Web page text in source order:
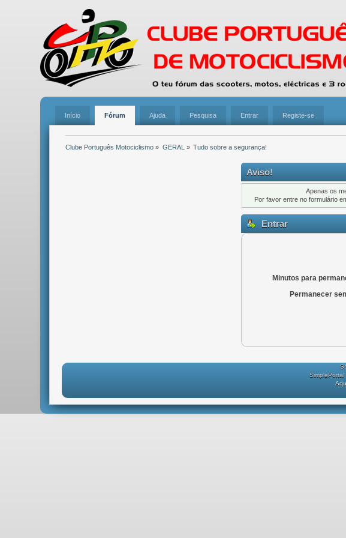
Início Fórum Ajuda Pesquisa Entrar Registe-se
Clube Português Motociclismo » GERAL» Tudo sobre a segurança!
Aviso!
Apenas os
Por favor entre no formulário
Entrar
Minutos para
Permanecer